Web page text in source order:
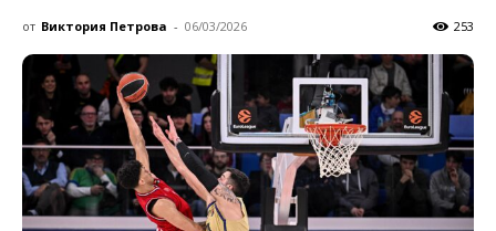
от Виктория Петрова - 06/03/2026 253